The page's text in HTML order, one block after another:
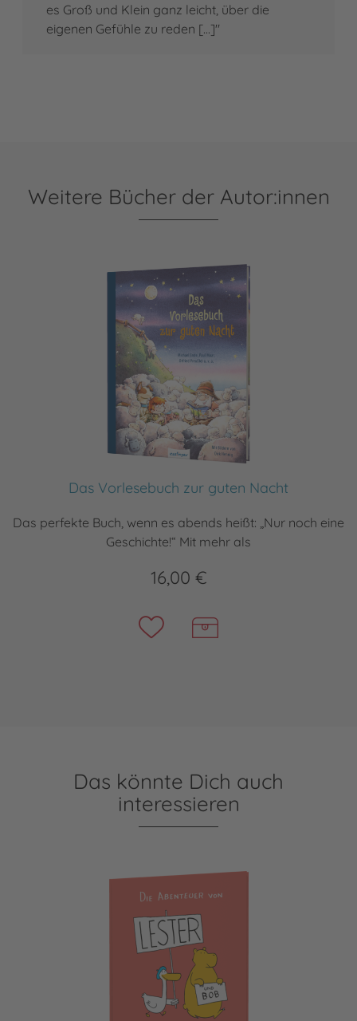
es Groß und Klein ganz leicht, über die
eigenen Gefühle zu reden [...]"
Weitere Bücher der Autor:innen
Das Vorlesebuch zur guten Nacht
Das perfekte Buch, wenn es abends heißt: „Nur noch eine
Geschichte!“ Mit mehr als
16,00 €
Das könnte Dich auch
interessieren
Die Abenteuer von Lester und Bob